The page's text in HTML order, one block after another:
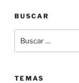
BUSCAR
TEMAS